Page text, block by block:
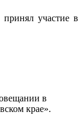
участие в
в
крае».